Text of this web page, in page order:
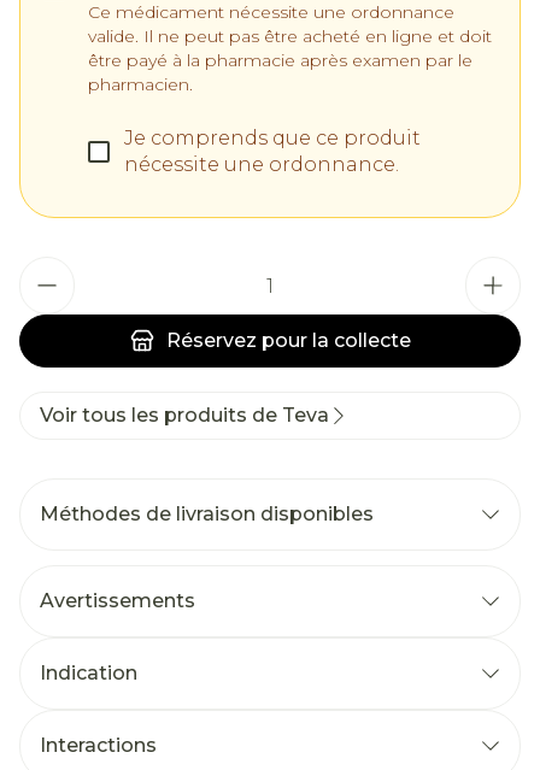
Ce médicament nécessite une ordonnance
valide. Il ne peut pas être acheté en ligne et doit
être payé à la pharmacie après examen par le
pharmacien.
Je comprends que ce produit
nécessite une ordonnance.
Réservez pour la collecte
Voir tous les produits de Teva
Méthodes de livraison disponibles
Avertissements
Indication
Interactions